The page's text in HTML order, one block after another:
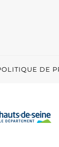
DE